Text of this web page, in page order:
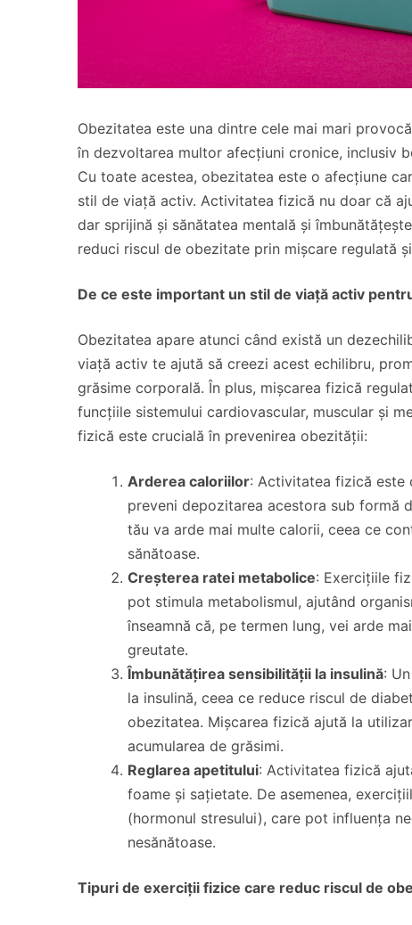
Obezitatea este una dintre cele mai mari
în dezvoltarea multor afecțiuni cronice, inclusiv
Cu toate acestea, obezitatea este o afecțiune
stil de viață activ. Activitatea fizică nu doar că
dar sprijină și sănătatea mentală și
reduci riscul de obezitate prin mișcare regulată
De ce este important un stil de viață activ
Obezitatea apare atunci când există un
viață activ te ajută să creezi acest echilibru,
grăsime corporală. În plus, mișcarea fizică
funcțiile sistemului cardiovascular, muscular și
fizică este crucială în prevenirea obezității:
Arderea caloriilor: Activitatea fizică este
preveni depozitarea acestora sub formă
tău va arde mai multe calorii, ceea ce
sănătoase.
Creșterea ratei metabolice: Exercițiile
pot stimula metabolismul, ajutând
înseamnă că, pe termen lung, vei arde
greutate.
Îmbunătățirea sensibilității la insulină:
la insulină, ceea ce reduce riscul de
obezitatea. Mișcarea fizică ajută la
acumularea de grăsimi.
Reglarea apetitului: Activitatea fizică
foame și sațietate. De asemenea,
(hormonul stresului), care pot influența
nesănătoase.
Tipuri de exerciții fizice care reduc riscul de